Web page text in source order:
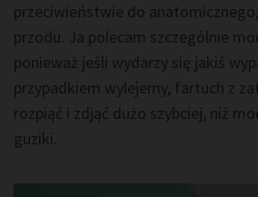
przeciwieństwie do
przodu. Ja polecam szczególnie
ponieważ jeśli wydarzy się jakiś
przypadkiem wylejemy, fartuch z
rozpiąć i zdjąć dużo szybciej, niż
guziki.